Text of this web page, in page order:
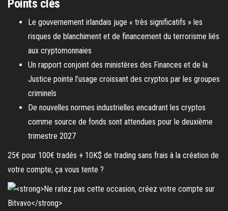
Points clés
Le gouvernement irlandais juge « très significatifs » les
risques de blanchiment et de financement du terrorisme liés
aux cryptomonnaies
Un rapport conjoint des ministères des Finances et de la
Justice pointe l’usage croissant des cryptos par les groupes
criminels
De nouvelles normes industrielles encadrant les cryptos
comme source de fonds sont attendues pour le deuxième
trimestre 2027
25€ pour 100€ tradés + 10K$ de trading sans frais à la création de
votre compte, ça vous tente ?